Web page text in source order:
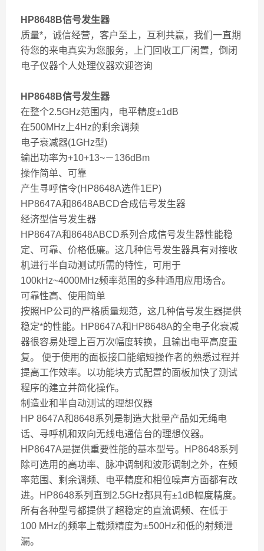
HP8648B信号发生器
质量*，诚信经营，客户至上，互利共赢，我们一直期
待您的来电真实为您服务，上门回收工厂闲置，倒闭
电子仪器个人处理仪器欢迎咨询
HP8648B信号发生器
在整个2.5GHz范围内，电平精度±1dB
在500MHz上4Hz的剩余调频
电子衰减器(1GHz型)
输出功率为+10+13~－136dBm
操作简单、可靠
产生寻呼信令(HP8648A选件1EP)
HP8647A和8648ABCD合成信号发生器
经济型信号发生器
HP8647A和8648ABCD系列合成信号发生器性能稳
定、可靠、价格低廉。这几种信号发生器具有对接收
机进行半自动测试所需的特性，可用于
100kHz~4000MHz频率范围的多种通用应用场合。
可靠性高、使用简单
按照HP公司的严格质量规范，这几种信号发生器提供
稳定*的性能。HP8647A和HP8648A的全电子化衰减
器很容易处理上百万次幅度转换，且输出电平高度重
复。 便于使用的面板接口能缩短操作者的熟悉过程并
提高工作效率。以功能块方式配置的面板加快了测试
程序的建立并简化操作。
制造业和半自动测试的理想仪器
HP 8647A和8648系列是制造大批量产品如无绳电
话、寻呼机和双向无线电通信台的理想仪器。
HP8647A是提供重要性能的基本型号。HP8648系列
除可选用的高功率、脉冲调制和波形调制之外，在频
率范围、剩余调频、电平精度和相位噪声方面都有改
进。HP8648系列直到2.5GHz都具有±1dB幅度精度。
所有各种型号都提供了超稳定的直流调频、在低于
100 MHz的频率上载频精度为±500Hz和低的射频泄
漏。